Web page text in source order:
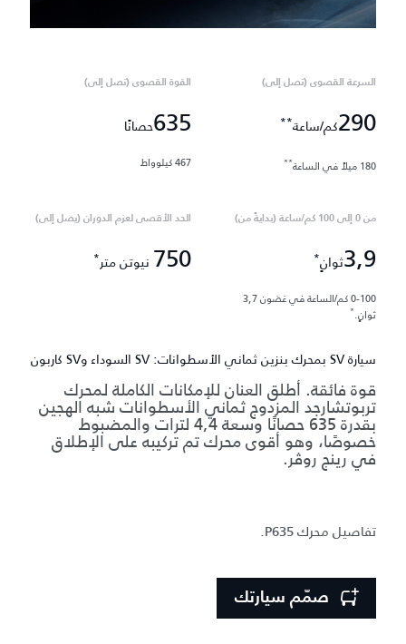
السرعة القصوى (تصل إلى)
290كم/ساعة**
180 ميلاً في الساعة **
القوة القصوى (تصل إلى)
635حصانًا
467 كيلوواط
من 0 إلى 100 كم/ساعة (بدايةً من)
3,9ثوانٍ*
0-100 كم/الساعة في غضون 3,7
ثوانٍ.*
الحد الأقصى لعزم الدوران (يصل إلى)
750 نيوتن متر*
سيارة SV بمحرك بنزين ثماني الأسطوانات: SV السوداء وSV كاربون
قوة فائقة. أطلق العنان للإمكانات الكاملة لمحرك
تربوتشارجد المزدوج ثماني الأسطوانات شبه الهجين
بقدرة 635 حصانًا وسعة 4,4 لترات والمضبوط
خصوصًا، وهو أقوى محرك تم تركيبه على الإطلاق
في رينج روڤر.
تفاصيل محرك P635.
صمّم سيارتك